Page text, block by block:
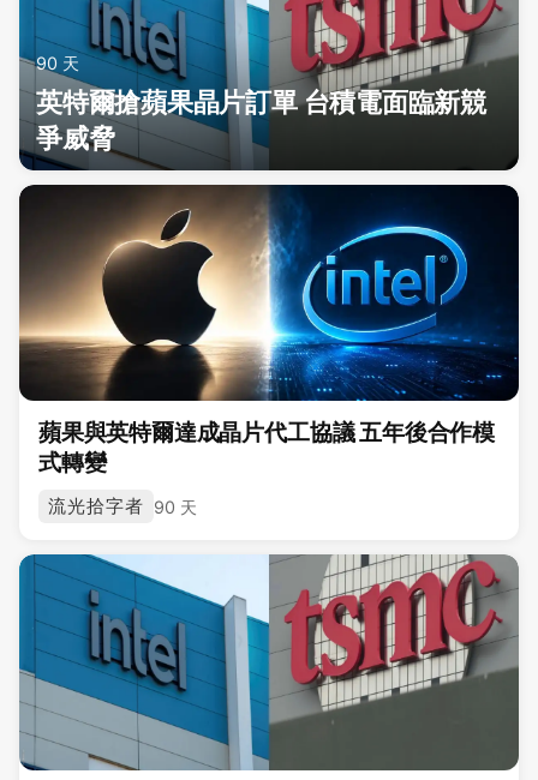
90 天
英特爾搶蘋果晶片訂單 台積電面臨新競
爭威脅
蘋果與英特爾達成晶片代工協議 五年後合作模
式轉變
流光拾字者 90 天